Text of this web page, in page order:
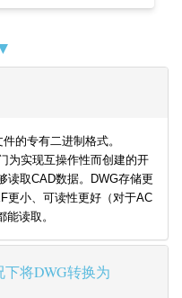
的专有二进制格式。
为实现互操作性而创建的开
取CAD数据。DWG存储更
更小、可读性更好（对于AC
读取。
将DWG转换为